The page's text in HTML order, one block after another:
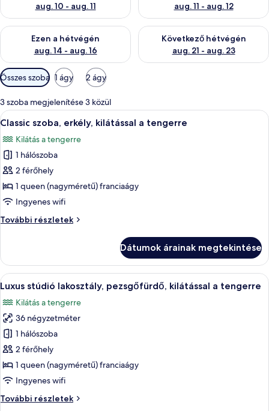
aug. 10 - aug. 11
aug. 11 - aug. 12
Ezen a hétvégén
aug. 14 - aug. 16
A mostani hétvégi rendelkezésre állás ellenőrzése: aug. 14 -
Következő hétvégén
aug. 21 - aug. 23
A következő hétvégi
Szobákhoz
rendelkezésre
álló
szűrők
Összes szoba 1 ágy 2 ágy
3 szoba megjelenítése 3 közül
A
következő
szoba
összes
képének
megtekintése:
Classic
erkély,
tengerre
Egy hálószoba, amelyben egy nagy
17
Classic szoba, erkély, kilátással a tengerre
Kilátás a tengerre
1 hálószoba
2 férőhely
1 queen (nagyméretű) franciaágy
Ingyenes wifi
További részletek
Classic
a
tengerre
további
Dátumok árainak megtekintése
A
következő
szoba
összes
képének
megtekintése:
Luxus
stúdió
lakosztály,
pezsgőfürdő,
Egy modern hálószoba, melyben
30
Luxus stúdió lakosztály, pezsgőfürdő, kilátással a tengerre
Kilátás a tengerre
36 négyzetméter
1 hálószoba
2 férőhely
1 queen (nagyméretű) franciaágy
Ingyenes wifi
További részletek
Luxus